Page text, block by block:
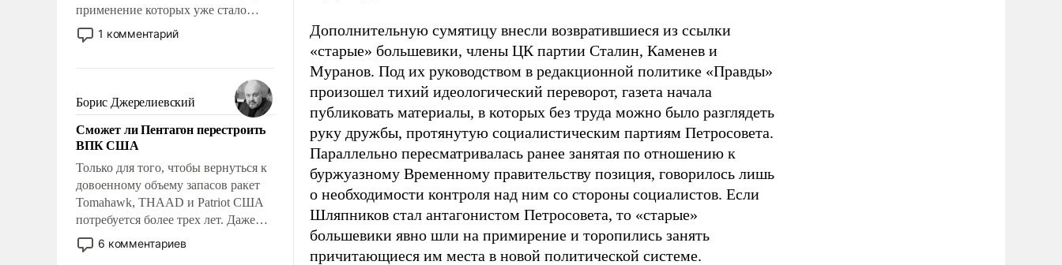
применение которых уже стало
обыденностью. Задача по созданию
такого корабля очень сложна и
реализация радикально поднимет
наши боевые возможности.
1 комментарий
Борис Джерелиевский
Сможет ли Пентагон перестроить
ВПК США
Только для того, чтобы вернуться к
довоенному объему запасов ракет
Tomahawk, THAAD и Patriot США
потребуется более трех лет. Даже
небольшая война с Ираном
опустошила американские
6 комментариев
Дополнительную сумятицу внесли возвратившиеся из ссылки
«старые» большевики, члены ЦК партии Сталин, Каменев и
Муранов. Под их руководством в редакционной политике «Правды»
произошел тихий идеологический переворот, газета начала
публиковать материалы, в которых без труда можно было разглядеть
руку дружбы, протянутую социалистическим партиям Петросовета.
Параллельно пересматривалась ранее занятая по отношению к
буржуазному Временному правительству позиция, говорилось лишь
о необходимости контроля над ним со стороны социалистов. Если
Шляпников стал антагонистом Петросовета, то «старые»
большевики явно шли на примирение и торопились занять
причитающиеся им места в новой политической системе.